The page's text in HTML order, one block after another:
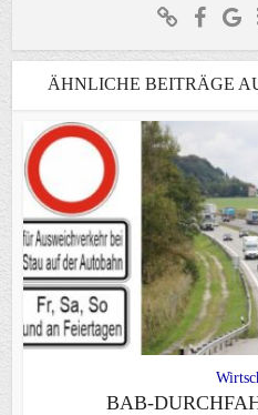
ÄHNLICHE BEITRÄGE
BAB-